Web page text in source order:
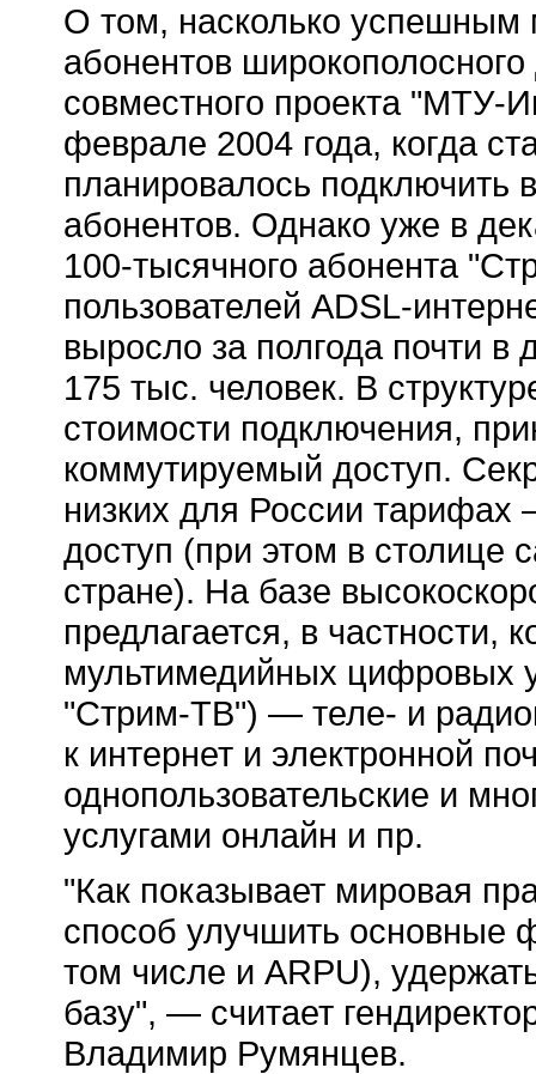
О том, насколько успешным
абонентов
совместного проекта
феврале 2004 года, когда
планировалось подключить
абонентов. Однако уже в
100-тысячного абонента
пользователей ADSL-
выросло за полгода почти в
175 тыс. человек. В
стоимости подключения,
коммутируемый доступ.
низких для России
доступ (при этом в столице
стране). На базе
предлагается, в частности,
мультимедийных цифровых
"Стрим-ТВ") — теле- и
к интернет и электронной
однопользовательские и
услугами онлайн и пр.
"Как показывает мировая
способ улучшить основные
том числе и ARPU),
базу", — считает
Владимир Румянцев.